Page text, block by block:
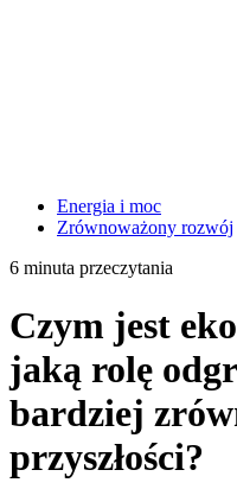
Energia i moc
Zrównoważony rozwój
6 minuta przeczytania
Czym jest
jaką rolę
bardziej
przyszłości?